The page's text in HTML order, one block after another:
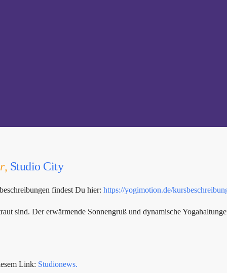
, Studio City
findest Du hier: https://yogimotion.de/
sind. Der erwärmende Sonnengruß und dynamische
Link: Studionews.